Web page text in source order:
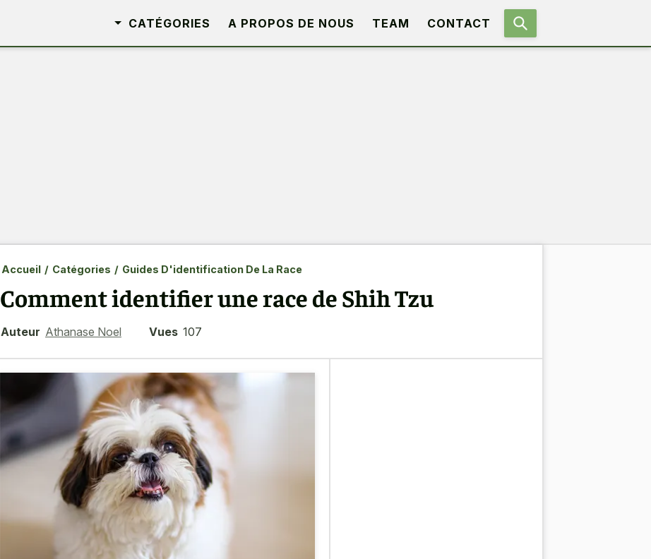
CATÉGORIES A PROPOS DE NOUS TEAM CONTACT
Accueil / Catégories / Guides D'identification De La Race
Comment identifier une race de Shih Tzu
Auteur Athanase Noel Vues 107